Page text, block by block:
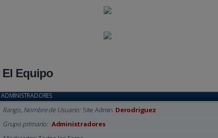
El Equipo
ADMINISTRADORES
Rango, Nombre de Usuario Site Admin Derodriguez
Grupo primario
Administradores